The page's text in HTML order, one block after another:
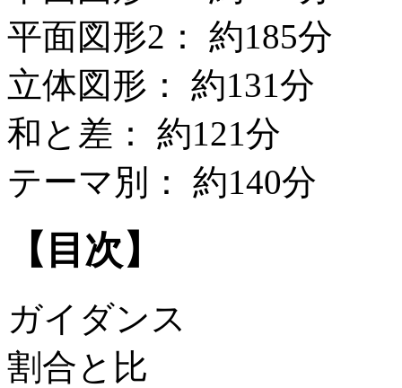
平面図形2： 約185分
立体図形： 約131分
和と差： 約121分
テーマ別： 約140分
【目次】
ガイダンス
割合と比